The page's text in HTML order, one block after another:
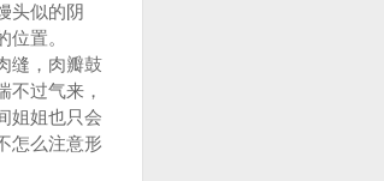
头似的阴
置。
缝，肉瓣鼓
不过气来，
姐姐也只会
怎么注意形